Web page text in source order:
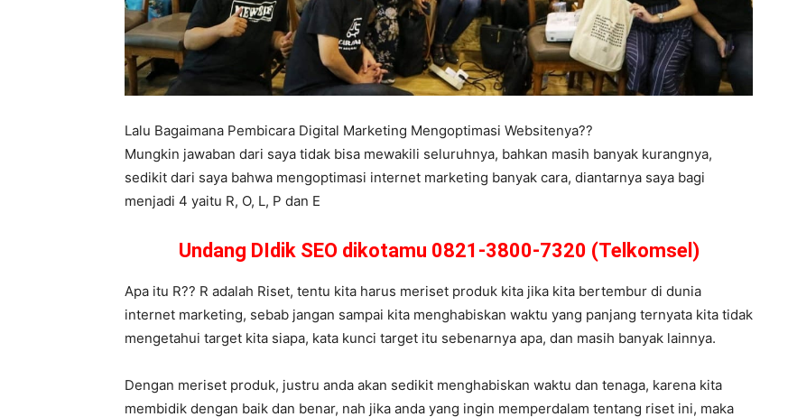
Lalu Bagaimana Pembicara Digital Marketing Mengoptimasi Websitenya??
Mungkin jawaban dari saya tidak bisa mewakili seluruhnya, bahkan masih banyak kurangnya,
sedikit dari saya bahwa mengoptimasi internet marketing banyak cara, diantarnya saya bagi
menjadi 4 yaitu R, O, L, P dan E
Undang DIdik SEO dikotamu 0821-3800-7320 (Telkomsel)
Apa itu R?? R adalah Riset, tentu kita harus meriset produk kita jika kita bertembur di dunia
internet marketing, sebab jangan sampai kita menghabiskan waktu yang panjang ternyata kita tidak
mengetahui target kita siapa, kata kunci target itu sebenarnya apa, dan masih banyak lainnya.
Dengan meriset produk, justru anda akan sedikit menghabiskan waktu dan tenaga, karena kita
membidik dengan baik dan benar, nah jika anda yang ingin memperdalam tentang riset ini, maka